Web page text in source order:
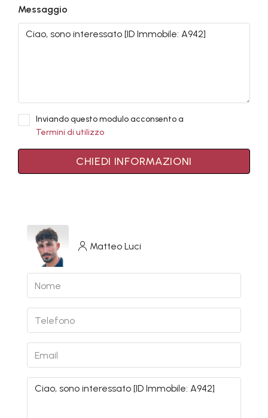
Messaggio
Inviando questo modulo acconsento a
Termini di utilizzo
CHIEDI INFORMAZIONI
Matteo Luci